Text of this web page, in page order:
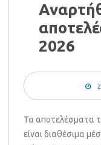
2026
Τα αποτελέσματα
είναι διαθέσιμα